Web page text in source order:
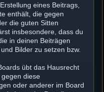
eines Beitrags,
enthält, die gegen
die guten Sitten
insbesondere, dass du
in deinen Beiträgen
Bilder zu setzen bzw.
übt das Hausrecht
diese
oder anderer im Board